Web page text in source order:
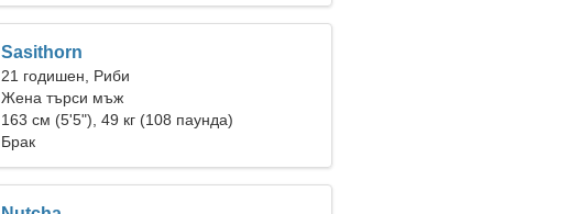
Sasithorn
21 годишен, Риби
Жена търси мъж
163 см (5'5"), 49 кг (108 паунда)
Брак